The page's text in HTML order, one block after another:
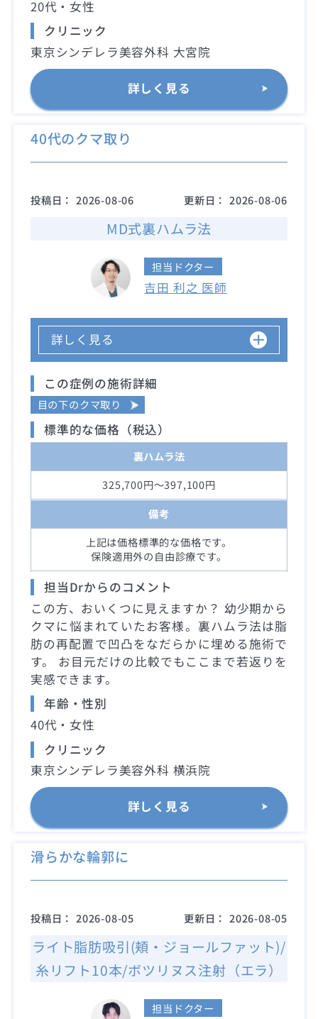
20代・女性
クリニック
東京シンデレラ美容外科 大宮院
詳しく見る
40代のクマ取り
投稿日： 2026-08-06 更新日： 2026-08-06
MD式裏ハムラ法
担当ドクター
吉田 利之 医師
詳しく見る
この症例の施術詳細
目の下のクマ取り
標準的な価格（税込）
裏ハムラ法
325,700円～397,100円
備考
上記は価格標準的な価格です。
保険適用外の自由診療です。
担当Drからのコメント
この方、おいくつに見えますか？ 幼少期から
クマに悩まれていたお客様。裏ハムラ法は脂
肪の再配置で凹凸をなだらかに埋める施術で
す。 お目元だけの比較でもここまで若返りを
実感できます。
年齢・性別
40代・女性
クリニック
東京シンデレラ美容外科 横浜院
詳しく見る
滑らかな輪郭に
投稿日： 2026-08-05 更新日： 2026-08-05
ライト脂肪吸引(頬・ジョールファット)/
糸リフト10本/ボツリヌス注射（エラ）
担当ドクター